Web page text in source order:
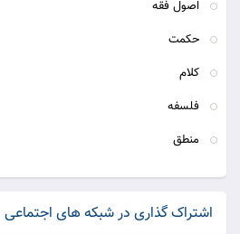
اصول فقه
حكمت
كلام
فلسفه
منطق
اشتراک گذاری در شبکه های اجتماعی